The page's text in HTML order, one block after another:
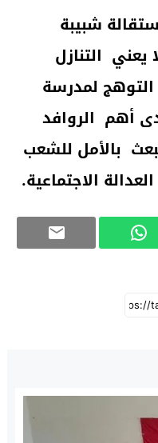
شبيبة
يعني التنازل
لمدرسة
أهم الروافد
بالأمل للشعب
الاجتماعية.